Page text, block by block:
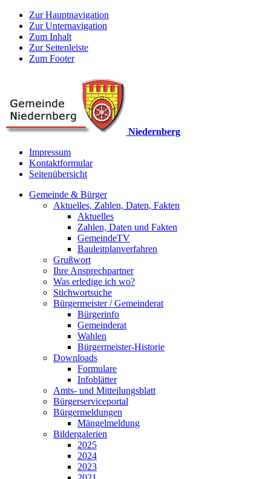
Zur Hauptnavigation
Zur Unternavigation
Zum Inhalt
Zur Seitenleiste
Zum Footer
Niedernberg
Impressum
Kontaktformular
Seitenübersicht
Gemeinde & Bürger
Aktuelles, Zahlen, Daten, Fakten
Aktuelles
Zahlen, Daten und Fakten
GemeindeTV
Bauleitplanverfahren
Grußwort
Ihre Ansprechpartner
Was erledige ich wo?
Stichwortsuche
Bürgermeister / Gemeinderat
Bürgerinfo
Gemeinderat
Wahlen
Bürgermeister-Historie
Downloads
Formulare
Infoblätter
Amts- und Mitteilungsblatt
Bürgerserviceportal
Bürgermeldungen
Mängelmeldung
Bildergalerien
2025
2024
2023